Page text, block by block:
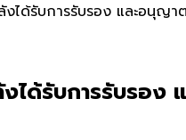
ด้รับการรับรอง และอนุญาต
ด้รับการรับรอง